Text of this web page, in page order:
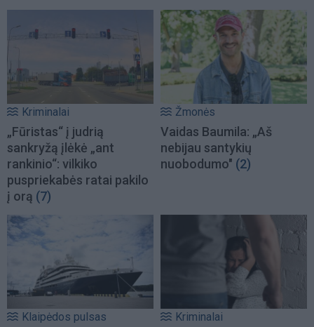
Kriminalai
„Fūristas“ į judrią
sankryžą įlėkė „ant
rankinio“: vilkiko
puspriekabės ratai pakilo
į orą (7)
Žmonės
Vaidas Baumila: „Aš
nebijau santykių
nuobodumo" (2)
Klaipėdos pulsas Kriminalai